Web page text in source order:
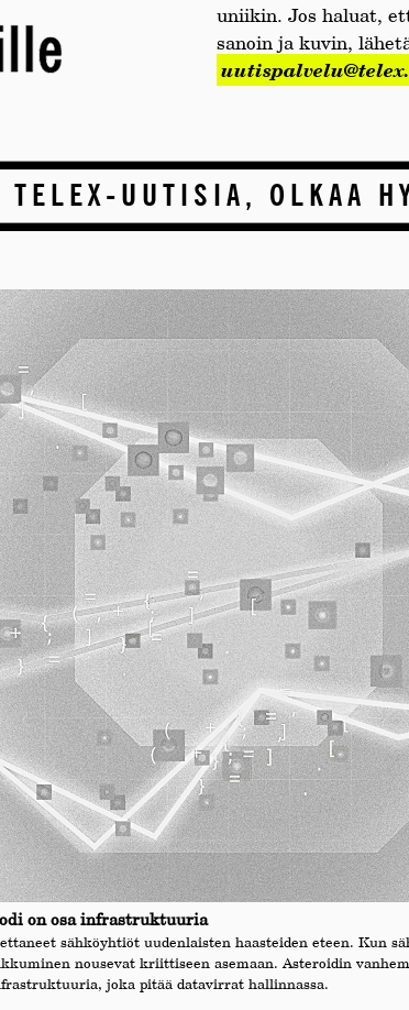
uniikin. Jos haluat,
sanoin ja kuvin,
TELEX-UUTISIA, OLKAA
on osa infrastruktuuria
sähköyhtiöt uudenlaisten haasteiden eteen. Kun
nousevat kriittiseen asemaan. Asteroidin
joka pitää datavirrat hallinnassa.